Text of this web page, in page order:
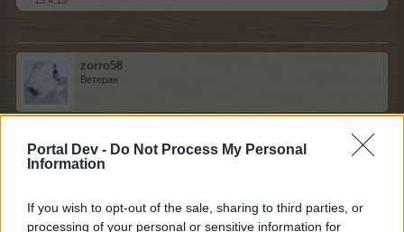
Portal Dev - Do Not Process My Personal
Information
If you wish to opt-out of the sale, sharing to third parties, or
processing of your personal or sensitive information for
zorro58
Ветеран
някой знае ли